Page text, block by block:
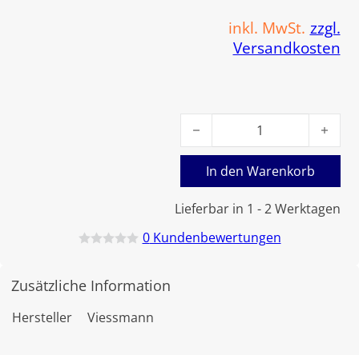
inkl. MwSt. zzgl.
Versandkosten
Lieferbar in 1 - 2 Werktagen
Viessmann Konusheber 10
In den Warenkorb
e
0Kundenbewertungen
Zusätzliche Information
Hersteller Viessmann